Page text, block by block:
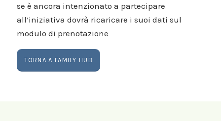
se è ancora intenzionato a partecipare
all’iniziativa dovrà ricaricare i suoi dati sul
modulo di prenotazione
TORNA A FAMILY HUB